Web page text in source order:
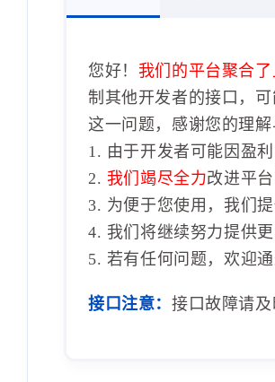
您好！ 我们的平台聚合
制其他开发者的接口，
这一问题，感谢您的理解
1. 由于开发者可能因盈
2. 我们竭尽全力改进平
3. 为便于您使用，我们
4. 我们将继续努力提供
5. 若有任何问题，欢迎
接口注意： 接口故障请及